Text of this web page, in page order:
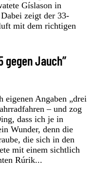
Gíslason in
zeigt der 33-
mit dem richtigen
gegen Jauch”
eigenen Angaben „drei
– und zog
dass ich je in
Wunder, denn die
die sich in den
mit einem sichtlich
Rúrik...